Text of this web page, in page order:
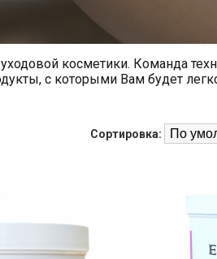
косметики. Команда
с которыми Вам будет
Сортировка: